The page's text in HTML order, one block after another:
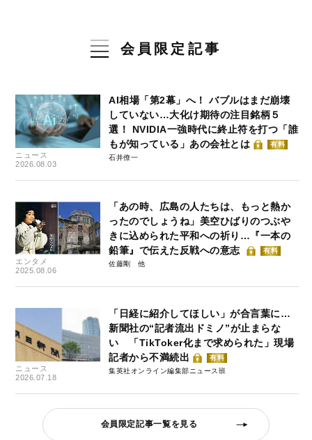
会員限定記事
ニュース
2026.08.03
AI相場「第2幕」へ！ バブルはまだ崩壊
していない…大化け期待の注目銘柄５
選！ NVIDIA一強時代に終止符を打つ「誰
もが知っている」あの会社とは
有料
石井僚一
エンタメ
2025.08.06
「あの時、広島の人たちは、もっと熱か
ったのでしょうね」美空ひばりのつぶや
きに込められた平和への祈り…『一本の
鉛筆』で伝えた反戦への意志
有料
佐藤剛
ニュース
2026.07.18
「日経に紹介してほしい」が合言葉に…
新聞社の“記者流出ドミノ”が止まらな
い 「TikToker化まで求められた」現場
記者から不満続出
有料
集英社オンライン編集部ニュース班
会員限定記事一覧を見る